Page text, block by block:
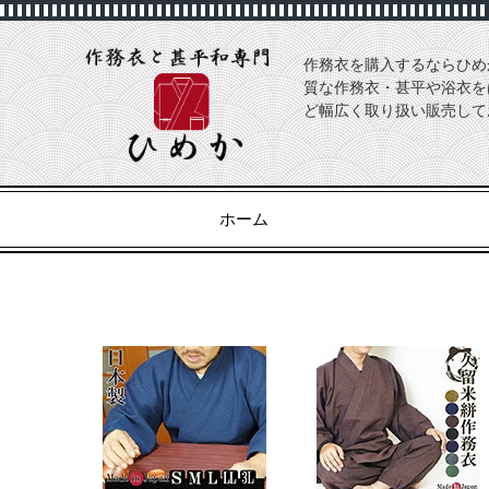
作務衣を購入するならひ
質な作務衣・甚平や浴衣
ど幅広く取り扱い販売し
ホーム